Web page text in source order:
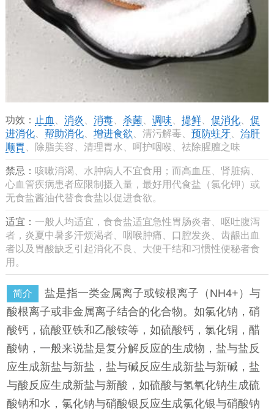
功效： 止血 消炎 消毒、 杀菌、 调味 提鲜、 促消化、 促
进消化、 帮助消化、 增进食欲 、清污解毒、 预防蛀牙、 治肝
顺胃
、除脂美容、清理胃水、呵护咽喉、祛除腥膻之味
禁忌： 咳嗽消渴、水肿病人不宜食用；而高血压、肾脏病、
心血管疾病患者应限制摄入量，最好用代食盐（氯化钾）或
无食盐酱油代替食食盐以促进食欲。
适宜： 一般人均适宜，食食盐适宜急性胃肠炎者、呕吐腹泻
者，炎夏中暑多汗烦渴者、咽喉肿痛、口腔发炎、齿龈出血
者以及胃酸缺乏引起消化不良、大便干结和习惯性便秘者食
用。
简介
盐是指一类金属离子或铵根离子（NH4+）与
酸根离子或非金属离子结合的化合物。如氯化钠，硝
酸钙，硫酸亚铁和乙酸铵等，如硫酸钙，氯化铜，醋
酸钠，一般来说盐是复分解反应的生成物，盐与盐反
应生成新盐与新盐，盐与碱反应生成新盐与新碱，盐
与酸反应生成新盐与新酸，如硫酸与氢氧化钠生成硫
酸钠和水，氯化钠与硝酸银反应生成氯化银与硝酸钠